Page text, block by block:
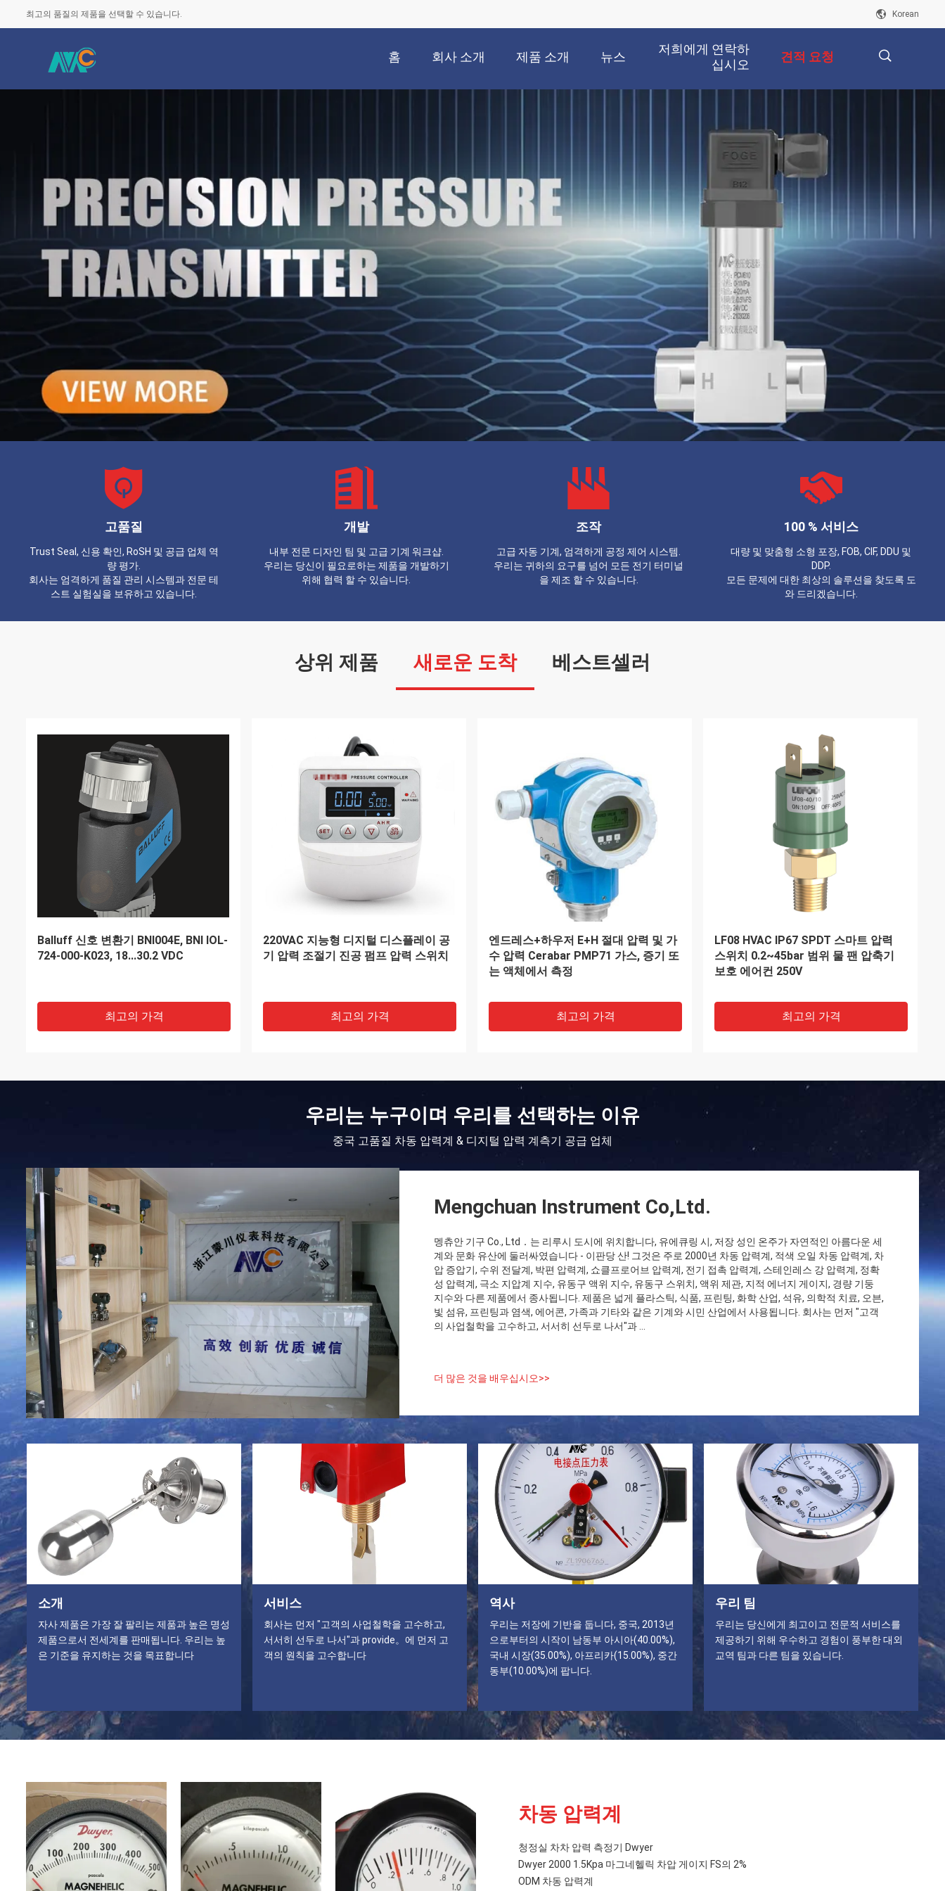
최고의 품질의 제품을 선택할 수 있습니다. Korean
홈 회사 소개 제품 소개 뉴스
저희에게 연락하
십시오
견적 요청
고품질
Trust Seal, 신용 확인, RoSH 및 공급 업체 역
량 평가.
회사는 엄격하게 품질 관리 시스템과 전문 테
스트 실험실을 보유하고 있습니다.
개발
내부 전문 디자인 팀 및 고급 기계 워크샵.
우리는 당신이 필요로하는 제품을 개발하기
위해 협력 할 수 있습니다.
조작
고급 자동 기계, 엄격하게 공정 제어 시스템.
우리는 귀하의 요구를 넘어 모든 전기 터미널
을 제조 할 수 있습니다.
100 % 서비스
대량 및 맞춤형 소형 포장, FOB, CIF, DDU 및
DDP.
모든 문제에 대한 최상의 솔루션을 찾도록 도
와 드리겠습니다.
상위 제품 새로운 도착 베스트셀러
도이어 도구 2060 차차 압력 측정기, 0-
60 인 H20, 2% Acc, 마그네헬릭 시리
최고의 가격
Fluke 1777 삼상 전력 품질 분석기
(1000V CAT III/600V CAT IV 안전, 24
최고의 가격
Dwyer 차압 트랜스미터 MSX-S12-PA
MSX-S13-PA
최고의 가격
에머슨 마이크로 모션 타입 700 원격
코어 프로세서 마이크로 모션 CMF025
흐름 센서
최고의 가격
우리는 누구이며 우리를 선택하는 이유
중국 고품질 차동 압력계 & 디지털 압력 계측기 공급 업체
Mengchuan Instrument Co,Ltd.
멩츄안 기구 Co., Ltd．는 리루시 도시에 위치합니다, 유에큐링 시, 저장 성인 온주가 자연적인 아름다운 세
계와 문화 유산에 둘러싸였습니다 - 이판당 산! 그것은 주로 2000년 차동 압력계, 적색 오일 차동 압력계, 차
압 증압기, 수위 전달계, 박편 압력계, 쇼클프로어브 압력계, 전기 접촉 압력계, 스테인레스 강 압력계, 정확
성 압력계, 극소 지압계 지수, 유동구 액위 지수, 유동구 스위치, 액위 제관, 지적 에너지 게이지, 경량 기둥
지수와 다른 제품에서 종사됩니다. 제품은 넓게 플라스틱, 식품, 프린팅, 화학 산업, 석유, 의학적 치료, 오븐,
빛 섬유, 프린팅과 염색, 에어콘, 가족과 기타와 같은 기계와 시민 산업에서 사용됩니다. 회사는 먼저 "고객
의 사업철학을 고수하고, 서서히 선두로 나서"과 ...
더 많은 것을 배우십시오>>
소개
자사 제품은 가장 잘 팔리는 제품과 높은 명성
제품으로서 전세계를 판매됩니다. 우리는 높
은 기준을 유지하는 것을 목표합니다
서비스
회사는 먼저 "고객의 사업철학을 고수하고,
서서히 선두로 나서"과 provide。에 먼저 고
객의 원칙을 고수합니다
역사
우리는 저장에 기반을 둡니다, 중국, 2013년
으로부터의 시작이 남동부 아시아(40.00%),
국내 시장(35.00%), 아프리카(15.00%), 중간
동부(10.00%)에 팝니다.
우리 팀
우리는 당신에게 최고이고 전문적 서비스를
제공하기 위해 우수하고 경험이 풍부한 대외
교역 팀과 다른 팀을 있습니다.
차동 압력계
청정실 차차 압력 측정기 Dwyer
Dwyer 2000 1.5Kpa 마그네헬릭 차압 게이지 FS의 2%
ODM 차동 압력계